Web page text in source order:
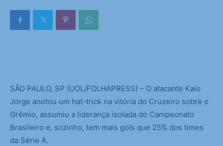
SÃO PAULO, SP (UOL/FOLHAPRESS) – O atacante Kaio
Jorge anotou um hat-trick na vitória do Cruzeiro sobre o
Grêmio, assumiu a liderança isolada do Campeonato
Brasileiro e, sozinho, tem mais gols que 25% dos times
da Série A.